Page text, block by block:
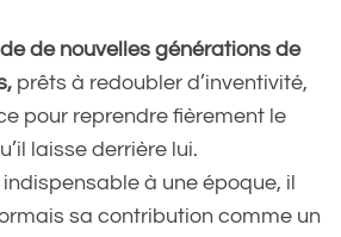
de nouvelles générations de
prêts à redoubler d’inventivité,
pour reprendre fièrement le
laisse derrière lui.
à une époque, il
sa contribution comme un